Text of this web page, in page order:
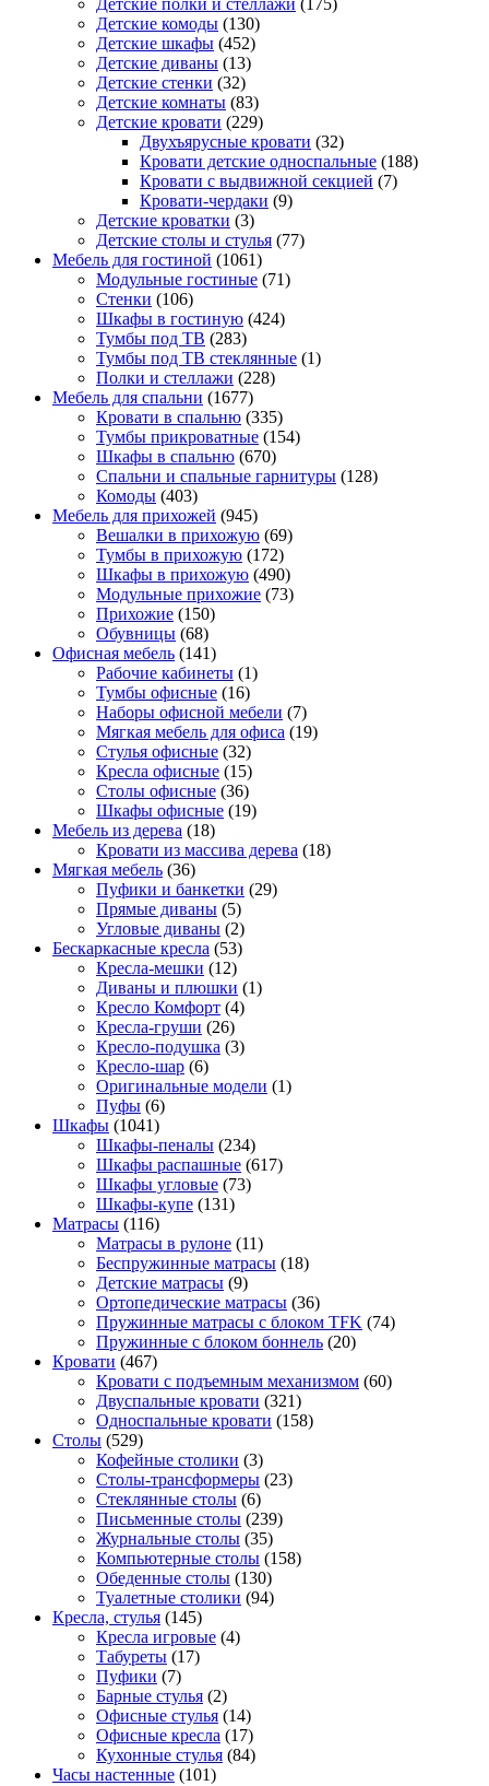
Детские полки и стеллажи (175)
Детские комоды (130)
Детские шкафы (452)
Детские диваны (13)
Детские стенки (32)
Детские комнаты (83)
Детские кровати (229)
Двухъярусные кровати (32)
Кровати детские односпальные (188)
Кровати с выдвижной секцией (7)
Кровати-чердаки (9)
Детские кроватки (3)
Детские столы и стулья (77)
Мебель для гостиной (1061)
Модульные гостиные (71)
Стенки (106)
Шкафы в гостиную (424)
Тумбы под ТВ (283)
Тумбы под ТВ стеклянные (1)
Полки и стеллажи (228)
Мебель для спальни (1677)
Кровати в спальню (335)
Тумбы прикроватные (154)
Шкафы в спальню (670)
Спальни и спальные гарнитуры (128)
Комоды (403)
Мебель для прихожей (945)
Вешалки в прихожую (69)
Тумбы в прихожую (172)
Шкафы в прихожую (490)
Модульные прихожие (73)
Прихожие (150)
Обувницы (68)
Офисная мебель (141)
Рабочие кабинеты (1)
Тумбы офисные (16)
Наборы офисной мебели (7)
Мягкая мебель для офиса (19)
Стулья офисные (32)
Кресла офисные (15)
Столы офисные (36)
Шкафы офисные (19)
Мебель из дерева (18)
Кровати из массива дерева (18)
Мягкая мебель (36)
Пуфики и банкетки (29)
Прямые диваны (5)
Угловые диваны (2)
Бескаркасные кресла (53)
Кресла-мешки (12)
Диваны и плюшки (1)
Кресло Комфорт (4)
Кресла-груши (26)
Кресло-подушка (3)
Кресло-шар (6)
Оригинальные модели (1)
Пуфы (6)
Шкафы (1041)
Шкафы-пеналы (234)
Шкафы распашные (617)
Шкафы угловые (73)
Шкафы-купе (131)
Матрасы (116)
Матрасы в рулоне (11)
Беспружинные матрасы (18)
Детские матрасы (9)
Ортопедические матрасы (36)
Пружинные матрасы с блоком TFK (74)
Пружинные с блоком боннель (20)
Кровати (467)
Кровати с подъемным механизмом (60)
Двуспальные кровати (321)
Односпальные кровати (158)
Столы (529)
Кофейные столики (3)
Столы-трансформеры (23)
Стеклянные столы (6)
Письменные столы (239)
Журнальные столы (35)
Компьютерные столы (158)
Обеденные столы (130)
Туалетные столики (94)
Кресла, стулья (145)
Кресла игровые (4)
Табуреты (17)
Пуфики (7)
Барные стулья (2)
Офисные стулья (14)
Офисные кресла (17)
Кухонные стулья (84)
Часы настенные (101)